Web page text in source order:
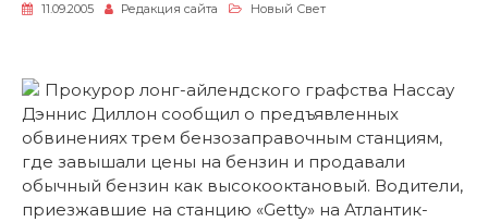
11.09.2005 Редакция сайта Новый Свет
Прокурор лонг-айлендского графства Нассау
Дэннис Диллон сообщил о предъявленных
обвинениях трем бензозаправочным станциям,
где завышали цены на бензин и продавали
обычный бензин как высокооктановый. Водители,
приезжавшие на станцию «Getty» на Атлантик-